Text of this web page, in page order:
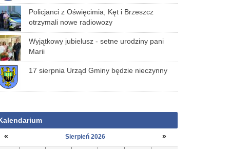
Policjanci z Oświęcimia, Kęt i Brzeszcz
otrzymali nowe radiowozy
Wyjątkowy jubielusz - setne urodziny pani
Marii
17 sierpnia Urząd Gminy będzie nieczynny
«
Sierpień 2026
»